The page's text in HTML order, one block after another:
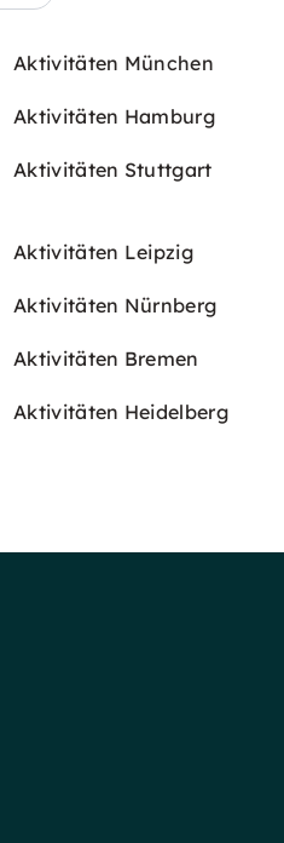
Aktivitäten München
Aktivitäten Hamburg
Aktivitäten Stuttgart
Aktivitäten Leipzig
Aktivitäten Nürnberg
Aktivitäten Bremen
Aktivitäten Heidelberg